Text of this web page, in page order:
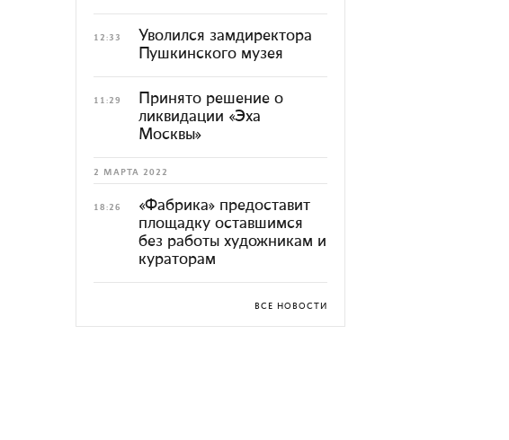
12:33
Уволился замдиректора
Пушкинского музея
11:29
Принято решение о
ликвидации «Эха
Москвы»
2 МАРТА 2022
18:26
«Фабрика» предоставит
площадку оставшимся
без работы художникам и
кураторам
ВСЕ НОВОСТИ